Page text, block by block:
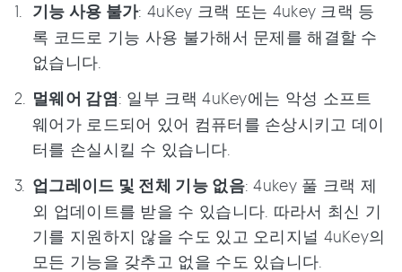
기능 사용 불가: 4uKey 크랙 또는 4ukey 크랙 등
록 코드로 기능 사용 불가해서 문제를 해결할 수
없습니다.
멀웨어 감염: 일부 크랙 4uKey에는 악성 소프트
웨어가 로드되어 있어 컴퓨터를 손상시키고 데이
터를 손실시킬 수 있습니다.
업그레이드 및 전체 기능 없음: 4ukey 풀 크랙 제
외 업데이트를 받을 수 있습니다. 따라서 최신 기
기를 지원하지 않을 수도 있고 오리지널 4uKey의
모든 기능을 갖추고 없을 수도 있습니다.